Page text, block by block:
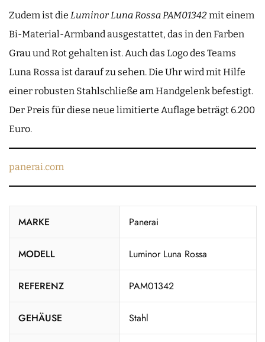
Zudem ist die Luminor Luna Rossa PAM01342mit einem
Bi-Material-Armband ausgestattet, das in den Farben
Grau und Rot gehalten ist. Auch das Logo des Teams
Luna Rossa ist darauf zu sehen. Die Uhr wird mit Hilfe
einer robusten Stahlschließe am Handgelenk befestigt.
Der Preis für diese neue limitierte Auflage beträgt 6.200
Euro.
panerai.com
MARKE Panerai
MODELL Luminor Luna Rossa
REFERENZ PAM01342
GEHÄUSE Stahl